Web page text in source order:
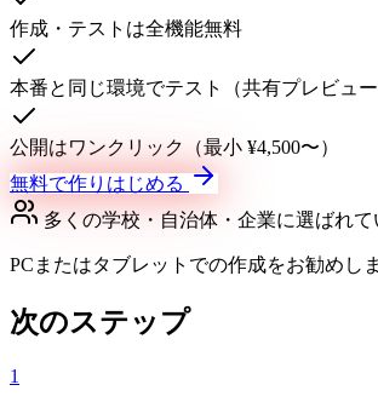
作成・テストは全機能無料
本番と同じ環境でテスト（共有プレビュー
公開はワンクリック（最小 ¥4,500〜）
無料で作りはじめる
多くの学校・自治体・企業に選ばれて
PCまたはタブレットでの作成をお勧めし
次のステップ
1